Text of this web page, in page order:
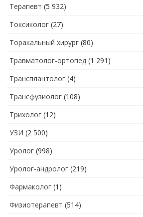
Терапевт (5 932)
Токсиколог (27)
Торакальный хирург (80)
Травматолог-ортопед (1 291)
Трансплантолог (4)
Трансфузиолог (108)
Трихолог (12)
УЗИ (2 500)
Уролог (998)
Уролог-андролог (219)
Фармаколог (1)
Физиотерапевт (514)